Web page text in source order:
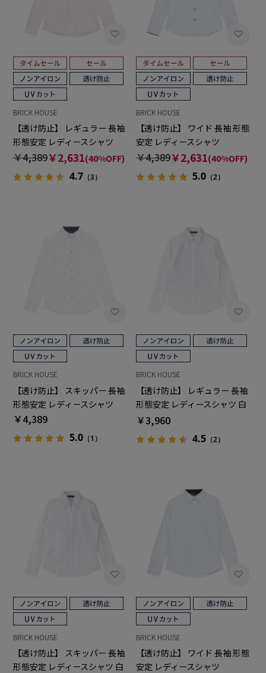
BRICK HOUSE
【透け防止】 レギュラー 長袖
形態安定 レディースシャツ
￥4,389￥2,631(40%OFF)
4.7（3）
BRICK HOUSE
【透け防止】 ワイド 長袖 形態
安定 レディースシャツ
￥4,389￥2,631(40%OFF)
5.0 （2）
BRICK HOUSE
【透け防止】 スキッパー 長袖
形態安定 レディースシャツ
￥4,389
5.0（1）
BRICK HOUSE
【透け防止】 レギュラー 長袖
形態安定 レディースシャツ 白
無地
￥3,960
4.5 （2）
BRICK HOUSE
【透け防止】 スキッパー 長袖
形態安定 レディースシャツ 白
BRICK HOUSE
【透け防止】 ワイド 長袖 形態
安定 レディースシャツ